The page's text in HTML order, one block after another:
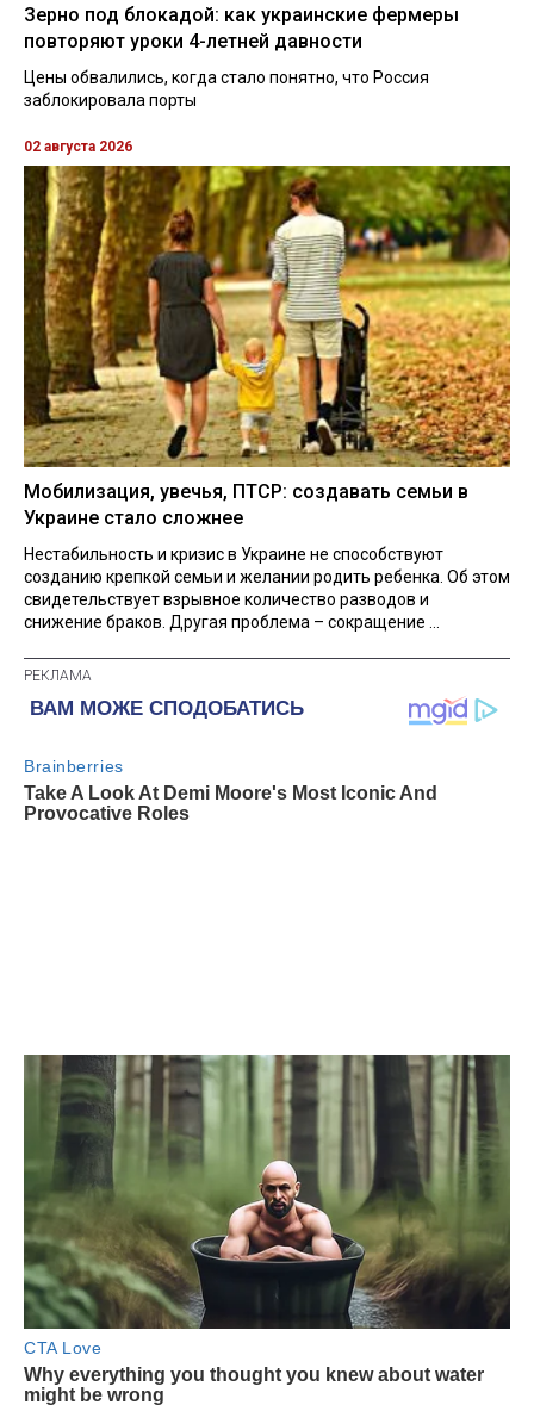
Зерно под блокадой: как украинские фермеры
повторяют уроки 4-летней давности
Цены обвалились, когда стало понятно, что Россия
заблокировала порты
02 августа 2026
Мобилизация, увечья, ПТСР: создавать семьи в
Украине стало сложнее
Нестабильность и кризис в Украине не способствуют
созданию крепкой семьи и желании родить ребенка. Об этом
свидетельствует взрывное количество разводов и
снижение браков. Другая проблема – сокращение ...